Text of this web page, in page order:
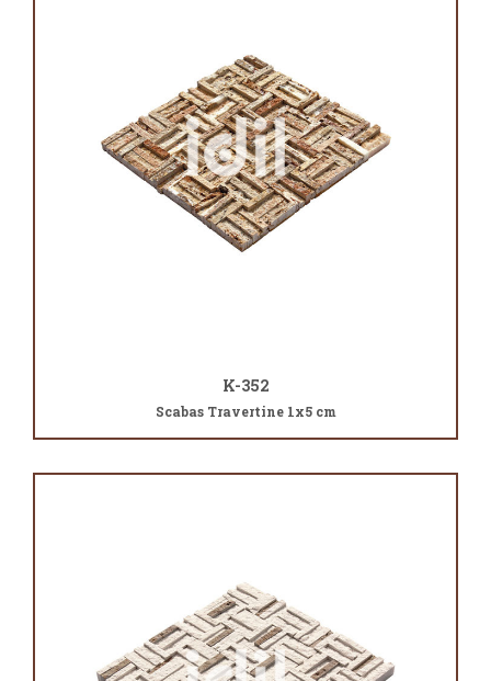
K-352
Scabas Travertine 1x5 cm